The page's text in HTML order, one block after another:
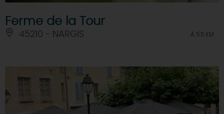
Ferme de la Tour
45210 - NARGIS À 5.5 KM